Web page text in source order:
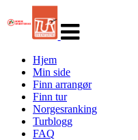
navigasjon
Hjem
Min side
Finn arrangør
Finn tur
Norgesranking
Turblogg
FAQ